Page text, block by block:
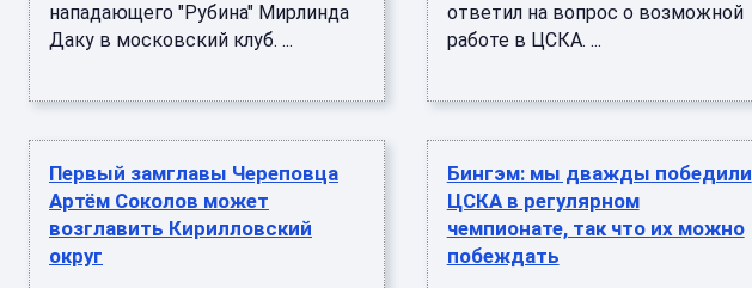
нападающего "Рубина" Мирлинда
Даку в московский клуб. ...
ответил на вопрос о возможной
работе в ЦСКА. ...
Первый замглавы Череповца
Артём Соколов может
возглавить Кирилловский
округ
Бингэм: мы дважды победили
ЦСКА в регулярном
чемпионате, так что их можно
побеждать